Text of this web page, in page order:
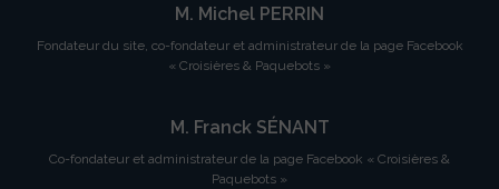
M. Michel PERRIN
Fondateur du site, co-fondateur et administrateur de la page Facebook
« Croisières & Paquebots »
M. Franck SÉNANT
Co-fondateur et administrateur de la page Facebook « Croisières &
Paquebots »